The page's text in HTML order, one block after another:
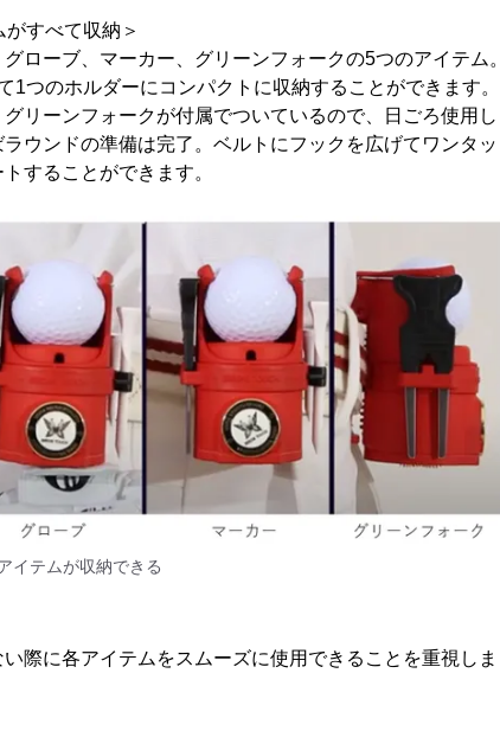
すべて収納＞
ローブ、マーカー、グリーンフォークの5つのアイテム。
1つのホルダーにコンパクトに収納することができます。
リーンフォークが付属でついているので、日ごろ使用し
ウンドの準備は完了。ベルトにフックを広げてワンタッ
することができます。
イテムが収納できる
際に各アイテムをスムーズに使用できることを重視しま